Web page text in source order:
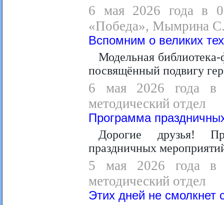
6 мая 2026 года в
«Победа», Мымрина
Вспомним о великих
Модельная
посвящённый подвигу
6 мая 2026 года в
методический отдел
Программа
Дорогие друзья!
праздничных
5 мая 2026 года в
методический отдел
Этих дней не смолкнет